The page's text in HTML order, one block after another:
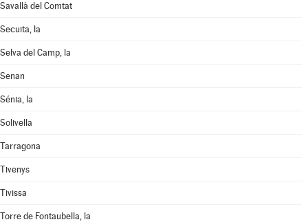
Savallà del Comtat
Secuita, la
Selva del Camp, la
Senan
Sénia, la
Solivella
Tarragona
Tivenys
Tivissa
Torre de Fontaubella, la